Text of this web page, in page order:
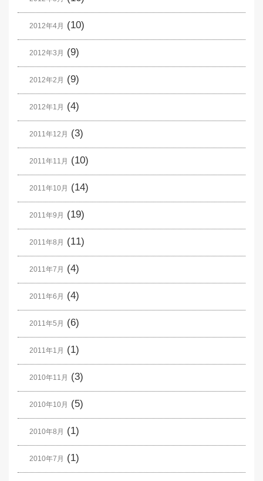
2012年4月 (10)
2012年3月 (9)
2012年2月 (9)
2012年1月 (4)
2011年12月 (3)
2011年11月 (10)
2011年10月 (14)
2011年9月 (19)
2011年8月 (11)
2011年7月 (4)
2011年6月 (4)
2011年5月 (6)
2011年1月 (1)
2010年11月 (3)
2010年10月 (5)
2010年8月 (1)
2010年7月 (1)